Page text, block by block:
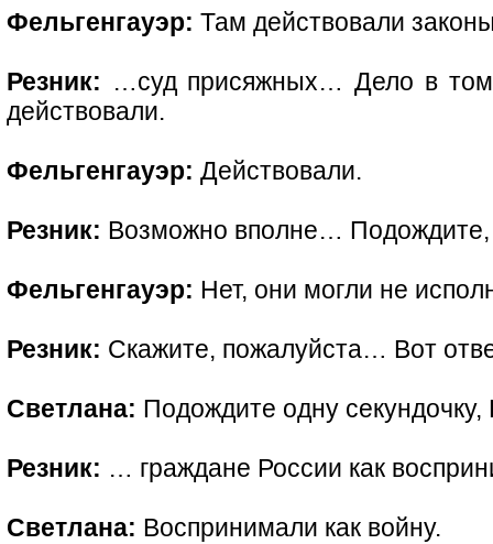
Фельгенгауэр: Там действовали
Резник: …суд присяжных… Дело в
действовали.
Фельгенгауэр: Действовали.
Резник: Возможно вполне… Подождите,
Фельгенгауэр: Нет, они могли не
Резник: Скажите, пожалуйста… Вот
Светлана: Подождите одну
Резник: … граждане России как
Светлана: Воспринимали как войну.